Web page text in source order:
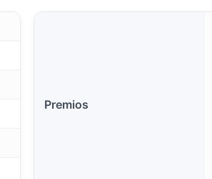
Premios